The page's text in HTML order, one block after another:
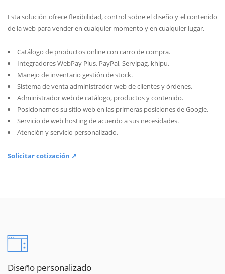
Esta solución ofrece flexibilidad, control sobre el diseño y el contenido
de la web para vender en cualquier momento y en cualquier lugar.
Catálogo de productos online con carro de compra.
Integradores WebPay Plus, PayPal, Servipag, khipu.
Manejo de inventario gestión de stock.
Sistema de venta administrador web de clientes y órdenes.
Administrador web de catálogo, productos y contenido.
Posicionamos su sitio web en las primeras posiciones de Google.
Servicio de web hosting de acuerdo a sus necesidades.
Atención y servicio personalizado.
Solicitar cotización ↗
Diseño personalizado